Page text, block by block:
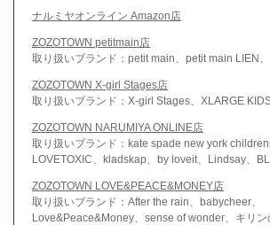
ナルミヤオンライン Amazon店
ZOZOTOWN petitmain店
取り扱いブランド：petit main、petit main LIEN
ZOZOTOWN X-girl Stages店
取り扱いブランド：X-girl Stages、XLARGE
ZOZOTOWN NARUMIYA ONLINE店
取り扱いブランド：kate spade new york
LOVETOXIC、kladskap、by loveit、Lindsay、
ZOZOTOWN LOVE&PEACE&MONEY店
取り扱いブランド：After the rain、babycheer、
Love&Peace&Money、sense of wonder、キリン